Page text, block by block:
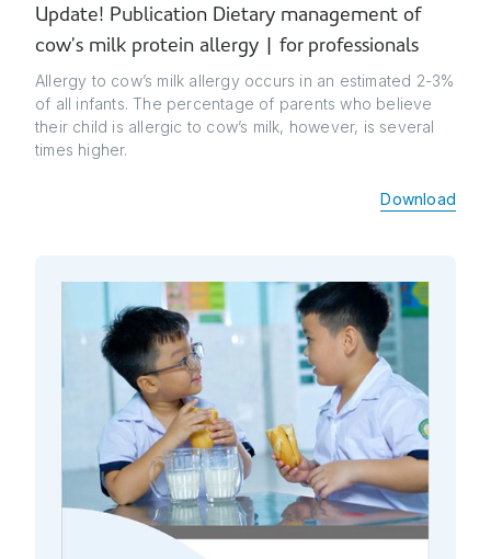
Update! Publication Dietary management of
cow’s milk protein allergy | for professionals
Allergy to cow’s milk allergy occurs in an estimated 2-3%
of all infants. The percentage of parents who believe
their child is allergic to cow’s milk, however, is several
times higher.
Download